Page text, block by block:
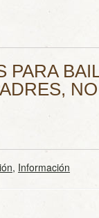
PARA
, Información